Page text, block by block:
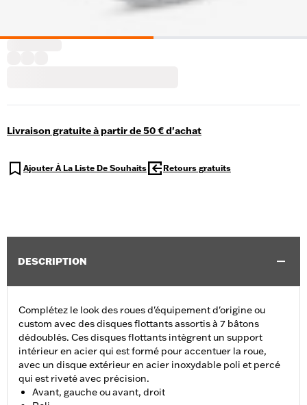
Livraison gratuite à partir de 50 € d'achat
Ajouter À La Liste De Souhaits Retours gratuits
DESCRIPTION
Complétez le look des roues d'équipement d'origine ou
custom avec des disques flottants assortis à 7 bâtons
dédoublés. Ces disques flottants intègrent un support
intérieur en acier qui est formé pour accentuer la roue,
avec un disque extérieur en acier inoxydable poli et percé
qui est riveté avec précision.
Avant, gauche ou avant, droit